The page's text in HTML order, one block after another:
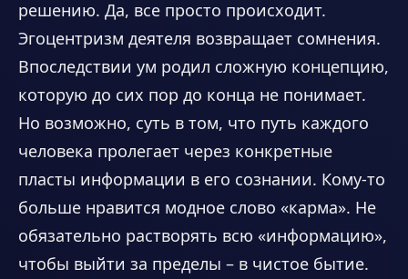
решению. Да, все просто происходит.
Эгоцентризм деятеля возвращает сомнения.
Впоследствии ум родил сложную концепцию,
которую до сих пор до конца не понимает.
Но возможно, суть в том, что путь каждого
человека пролегает через конкретные
пласты информации в его сознании. Кому-то
больше нравится модное слово «карма». Не
обязательно растворять всю «информацию»,
чтобы выйти за пределы – в чистое бытие.